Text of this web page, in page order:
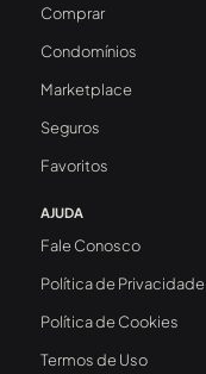
Comprar
Condomínios
Marketplace
Seguros
Favoritos
AJUDA
Fale Conosco
Política de Privacidade
Política de Cookies
Termos de Uso